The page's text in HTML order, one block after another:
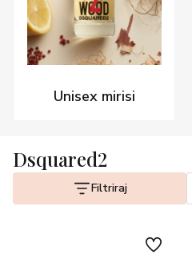
Unisex mirisi
Dsquared2
Filtriraj